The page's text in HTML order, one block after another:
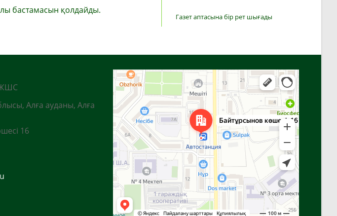
бастамасын қолдайды.
Газет аптасына бір рет шығады
ЖШС
Алға ауданы, Алға
16
Алға
Яндекс Карталар — көлік, навигация, орындарды іздеу